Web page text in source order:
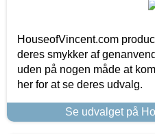
HouseofVincent.com
deres smykker af
uden på nogen måde at
her for at se deres udvalg.
Se udvalget på